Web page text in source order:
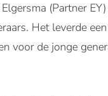
(Partner EY)
Het leverde
voor de jonge